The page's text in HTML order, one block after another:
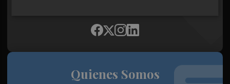
Quienes Somos